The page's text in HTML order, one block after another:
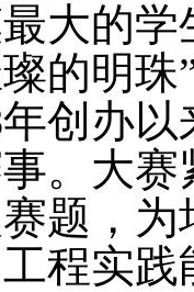
大的学
的明珠
年创办
。大赛
题，
程实